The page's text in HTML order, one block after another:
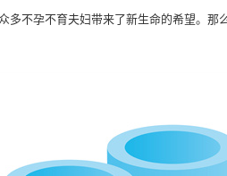
多不孕不育夫妇带来了新生命的希望。那